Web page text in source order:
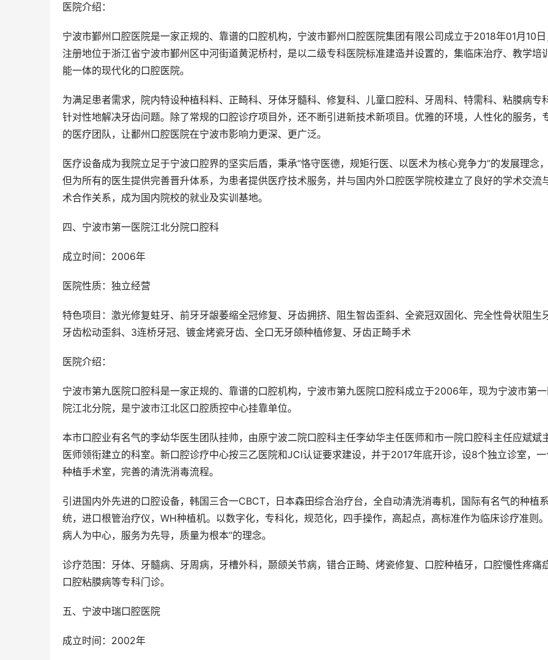
医院介绍：
宁波市鄞州口腔医院是一家正规的、靠谱的口腔机构，宁波市鄞州口腔医院集团有限公司成立于2018年01月10日
注册地位于浙江省宁波市鄞州区中河街道黄泥桥村，是以二级专科医院标准建造并设置的，集临床治疗、教学培
能一体的现代化的口腔医院。
为满足患者需求，院内特设种植科料、正畸科、牙体牙髓科、修复科、儿童口腔科、牙周科、特需科、粘膜病专科
针对性地解决牙齿问题。除了常规的口腔诊疗项目外，还不断引进新技术新项目。优雅的环境，人性化的服务，
的医疗团队，让鄱州口腔医院在宁波市影响力更深、更广泛。
医疗设备成为我院立足于宁波口腔界的坚实后盾，秉承“恪守医德，规矩行医、以医术为核心竞争力”的发展理念
但为所有的医生提供完善晋升体系，为患者提供医疗技术服务，并与国内外口腔医学院校建立了良好的学术交流
术合作关系，成为国内院校的就业及实训基地。
四、宁波市第一医院江北分院口腔科
成立时间：2006年
医院性质：独立经营
特色项目：激光修复蛀牙、前牙牙龈萎缩全冠修复、牙齿拥挤、阻生智齿歪斜、全瓷冠双固化、完全性骨状阻生牙
牙齿松动歪斜、3连桥牙冠、镀金烤瓷牙齿、全口无牙颌种植修复、牙齿正畸手术
医院介绍：
宁波市第九医院口腔科是一家正规的、靠谱的口腔机构，宁波市第九医院口腔科成立于2006年，现为宁波市第
院江北分院，是宁波市江北区口腔质控中心挂靠单位。
本市口腔业有名气的李幼华医生团队挂帅，由原宁波二院口腔科主任李幼华主任医师和市一院口腔科主任应斌斌
医师领衔建立的科室。新口腔诊疗中心按三乙医院和JCI认证要求建设，并于2017年底开诊，设8个独立诊室，
种植手术室，完善的清洗消毒流程。
引进国内外先进的口腔设备，韩国三合一CBCT，日本森田综合治疗台，全自动清洗消毒机，国际有名气的种植系
统，进口根管治疗仪，WH种植机。以数字化，专科化，规范化，四手操作，高起点，高标准作为临床诊疗准则
病人为中心，服务为先导，质量为根本”的理念。
诊疗范围：牙体、牙髓病、牙周病，牙槽外科，颞颌关节病，错合正畸、烤瓷修复、口腔种植牙，口腔慢性疼痛症
口腔粘膜病等专科门诊。
五、宁波中瑞口腔医院
成立时间：2002年